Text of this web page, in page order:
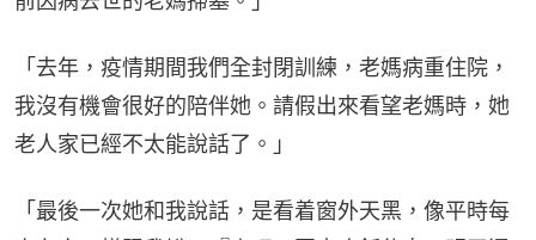
「去年，疫情期間我們全封閉訓練，老媽病重住院，
我沒有機會很好的陪伴她。請假出來看望老媽時，她
老人家已經不太能說話了。」
「最後一次她和我說話，是看着窗外天黑，像平時每